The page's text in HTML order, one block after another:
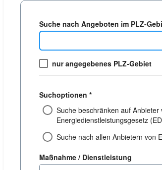
Suche nach Angeboten im PLZ-
nur angegebenes PLZ-Gebiet
Suchoptionen *
Suche beschränken auf
Energiedienstleistungsgesetz
Suche nach allen Anbietern von
Maßnahme / Dienstleistung